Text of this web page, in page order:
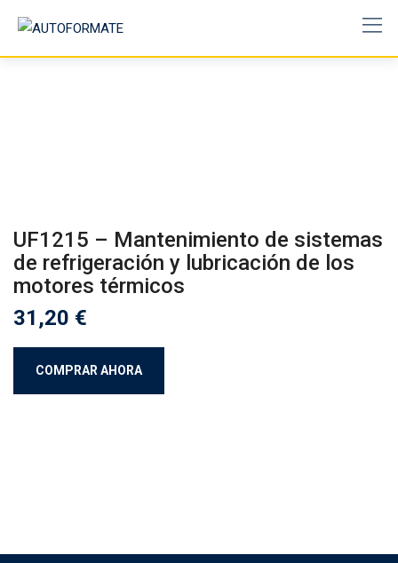
content
UF1215 – Mantenimiento de sistemas
de refrigeración y lubricación de los
motores térmicos
31,20 €
COMPRAR AHORA